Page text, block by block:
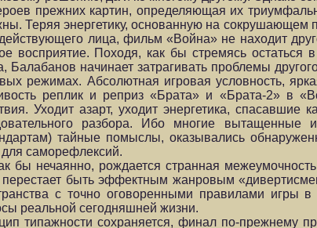
прежних картин, определяющая их
Теряя энергетику, основанную на
лица, фильм «Война» не находит
восприятие. Походя, как бы стремясь
Балабанов начинает затрагивать проблемы
режимах. Абсолютная игровая условность,
реплик и реприз «Брата» и «Брата-2» в
Уходит азарт, уходит энергетика,
разбора. Ибо многие
тайные помыслы, оказывались
саморефлексий.
бы нечаянно, рождается странная
быть эффектным жанровым
с точно оговоренными правилами игры
реальной сегодняшней жизни.
типажности сохраняется, финал по-прежнему